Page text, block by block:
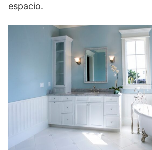
espacio.